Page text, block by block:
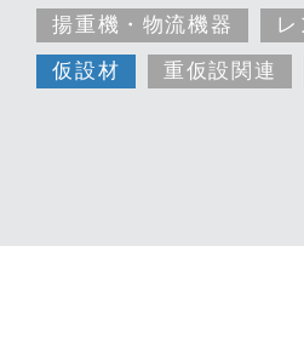
揚重機・物流機器
仮設材
重仮設関連